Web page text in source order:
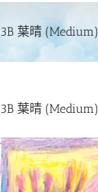
3B 葉晴 (Medium)
3B 葉晴 (Medium)